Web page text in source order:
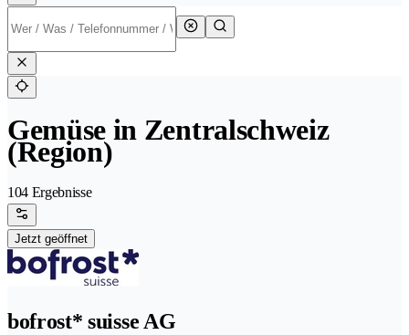
Gemüse in Zentralschweiz
(Region)
104 Ergebnisse
Jetzt geöffnet
bofrost* suisse AG